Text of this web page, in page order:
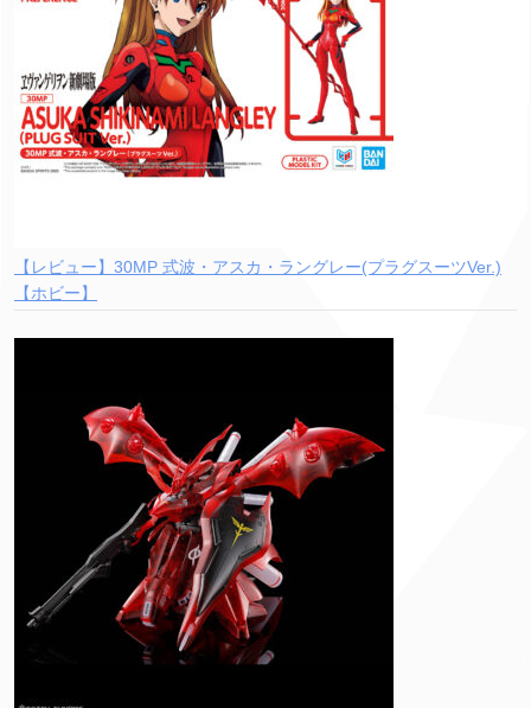
【レビュー】30MP 式波・アスカ・ラングレー(プラグスーツVer.)
【ホビー】